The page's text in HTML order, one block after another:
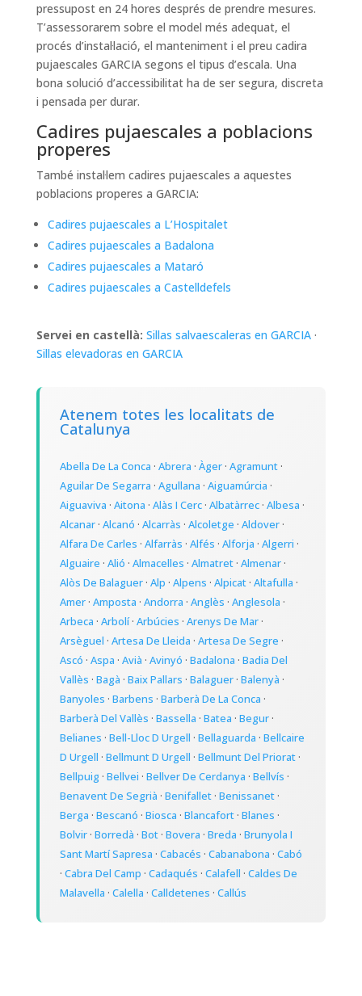
pressupost en 24 hores després de prendre mesures.
T’assessorarem sobre el model més adequat, el
procés d’instal·lació, el manteniment i el preu cadira
pujaescales GARCIA segons el tipus d’escala. Una
bona solució d’accessibilitat ha de ser segura, discreta
i pensada per durar.
Cadires pujaescales a poblacions
properes
També instal·lem cadires pujaescales a aquestes
poblacions properes a GARCIA:
Cadires pujaescales a L’Hospitalet
Cadires pujaescales a Badalona
Cadires pujaescales a Mataró
Cadires pujaescales a Castelldefels
Servei en castellà: Sillas salvaescaleras en GARCIA·
Sillas elevadoras en GARCIA
Atenem totes les localitats de
Catalunya
Abella De La Conca · Abrera · Àger· Agramunt·
Aguilar De Segarra · Agullana · Aiguamúrcia ·
Aiguaviva · Aitona · Alàs I Cerc· Albatàrrec· Albesa ·
Alcanar· Alcanó · Alcarràs · Alcoletge · Aldover·
Alfara De Carles · Alfarràs · Alfés · Alforja · Algerri ·
Alguaire · Alió · Almacelles · Almatret· Almenar·
Alòs De Balaguer· Alp · Alpens · Alpicat· Altafulla ·
Amer· Amposta · Andorra · Anglès · Anglesola ·
Arbeca · Arbolí· Arbúcies · Arenys De Mar·
Arsèguel · Artesa De Lleida · Artesa De Segre ·
Ascó · Aspa · Avià · Avinyó · Badalona · Badia Del
Vallès · Bagà · Baix Pallars · Balaguer· Balenyà ·
Banyoles · Barbens · Barberà De La Conca ·
Barberà Del Vallès · Bassella · Batea · Begur·
Belianes · Bell-Lloc D Urgell · Bellaguarda · Bellcaire
D Urgell · Bellmunt D Urgell · Bellmunt Del Priorat·
Bellpuig· Bellvei · Bellver De Cerdanya · Bellvís ·
Benavent De Segrià · Benifallet· Benissanet·
Berga · Bescanó · Biosca · Blancafort· Blanes ·
Bolvir· Borredà · Bot· Bovera · Breda · Brunyola I
Sant Martí Sapresa · Cabacés · Cabanabona · Cabó
· Cabra Del Camp · Cadaqués · Calafell · Caldes De
Malavella · Calella · Calldetenes · Callús